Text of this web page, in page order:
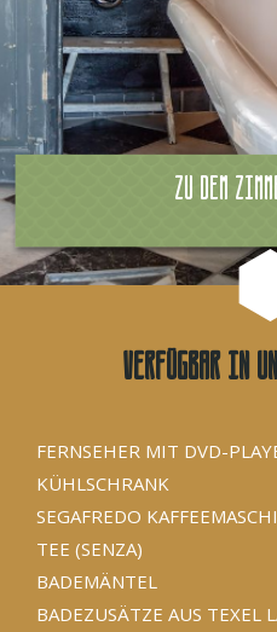
Zu dem
Verfügbar in
FERNSEHER MIT DVD-
KÜHLSCHRANK
SEGAFREDO
TEE (SENZA)
BADEMÄNTEL
BADEZUSÄTZE AUS TEXEL